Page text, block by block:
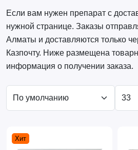
Если вам нужен препарат с
нужной странице. Заказы
Алматы и доставляются только
Казпочту. Ниже размещена
информация о получении заказа.
Хит